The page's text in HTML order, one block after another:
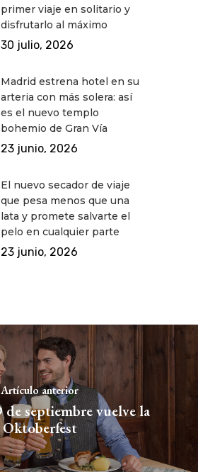
primer viaje en solitario y
disfrutarlo al máximo
30 julio, 2026
Madrid estrena hotel en su
arteria con más solera: así
es el nuevo templo
bohemio de Gran Vía
23 junio, 2026
El nuevo secador de viaje
que pesa menos que una
lata y promete salvarte el
pelo en cualquier parte
23 junio, 2026
Artículo anterior
de septiembre vuelve la
Oktoberfest